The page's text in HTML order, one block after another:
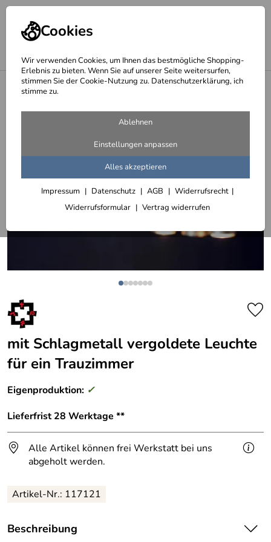
Cookies
Wir verwenden Cookies, um Ihnen das bestmögliche Shopping-
Erlebnis zu bieten. Wenn Sie auf unserer Seite weitersurfen,
stimmen Sie der Cookie-Nutzung zu. Datenschutzerklärung, ich
stimme zu.
Ablehnen
Einstellungen anpassen
Alles akzeptieren
Impressum Datenschutz AGB
Widerrufsrecht
Widerrufsformular
Vertrag widerrufen
Deckenleuchten
mit Schlagmetall vergoldete Leuchte
für ein Trauzimmer
Eigenproduktion: ✓
Lieferfrist 28 Werktage **
Alle Artikel können frei Werkstatt bei uns
abgeholt werden.
Artikel-Nr.: 117121
Beschreibung